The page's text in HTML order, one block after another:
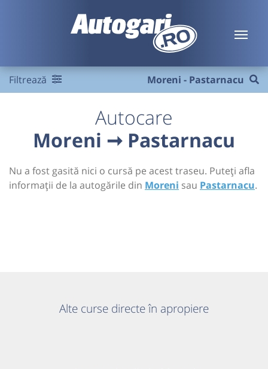
Filtrează Moreni - Pastarnacu
Autocare
Moreni ➞ Pastarnacu
Nu a fost gasită nici o cursă pe acest traseu. Puteți afla
informații de la autogările din Moreni sau Pastarnacu.
Alte curse directe în apropiere